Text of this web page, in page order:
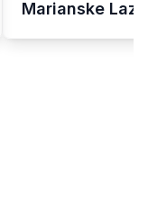
Marianske